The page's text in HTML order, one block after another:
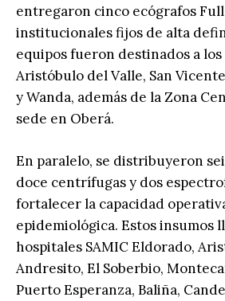
entregaron cinco ecógrafos
institucionales fijos de alta
equipos fueron destinados a
Aristóbulo del Valle, San
y Wanda, además de la Zona
sede en Oberá.
En paralelo, se distribuyeron
doce centrífugas y dos
fortalecer la capacidad
epidemiológica. Estos insumos
hospitales SAMIC Eldorado,
Andresito, El Soberbio,
Puerto Esperanza, Baliña,